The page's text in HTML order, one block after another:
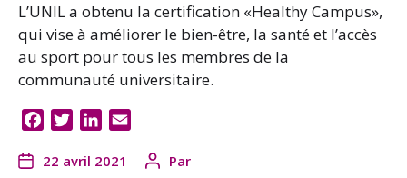
L’UNIL a obtenu la certification «Healthy Campus»,
qui vise à améliorer le bien-être, la santé et l’accès
au sport pour tous les membres de la
communauté universitaire.
c
i
n
22 avril 2021 Par